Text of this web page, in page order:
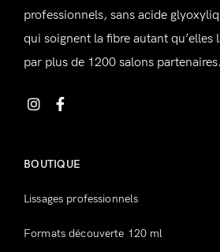
Se connecter
Souvenez-vous de moi
professionnels, sans acide
qui soignent la fibre autant qu’elles
par plus de 1200 salons partenaires.
BOUTIQUE
Lissages professionnels
Formats découverte 120 ml